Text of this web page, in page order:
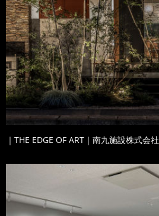
｜THE EDGE OF ART｜南九施設株式会社